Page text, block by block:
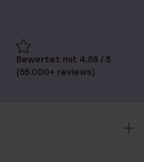
Bewertet mit 4,58 / 5
(55.000+ reviews)